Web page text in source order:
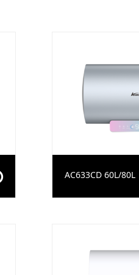
AC633CD 60L/80L